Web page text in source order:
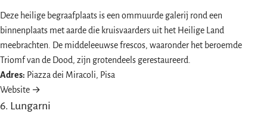
Deze heilige begraafplaats is een ommuurde galerij rond een
binnenplaats met aarde die kruisvaarders uit het Heilige Land
meebrachten. De middeleeuwse frescos, waaronder het beroemde
Triomf van de Dood, zijn grotendeels gerestaureerd.
Adres: Piazza dei Miracoli, Pisa
Website →
6. Lungarni